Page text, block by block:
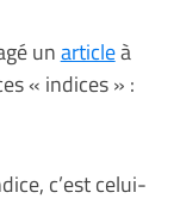
unarticleà
« indices » :
c’est celui-